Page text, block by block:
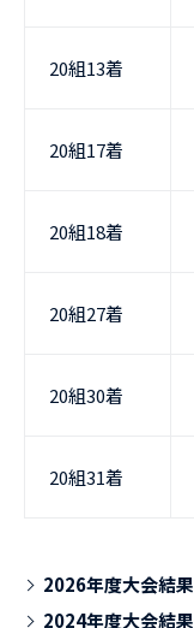
20組13着
20組17着
20組18着
20組27着
20組30着
20組31着
2026年度大会結果
2024年度大会結果